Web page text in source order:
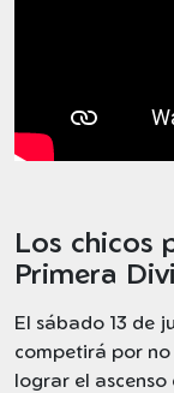
Los chicos
Primera
El sábado 13 de
competirá por no
lograr el ascenso